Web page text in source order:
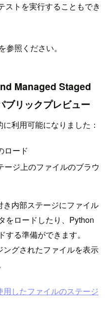
ストを実行することもでき
を参照ください。
Managed Staged
リックプレビュー
利用可能になりました：
ロード
ージ上のファイルのブラウ
内部ステージにファイル
をロードしたり、Python
る準備ができます。
グされたファイルを表示
用したファイルのステージ